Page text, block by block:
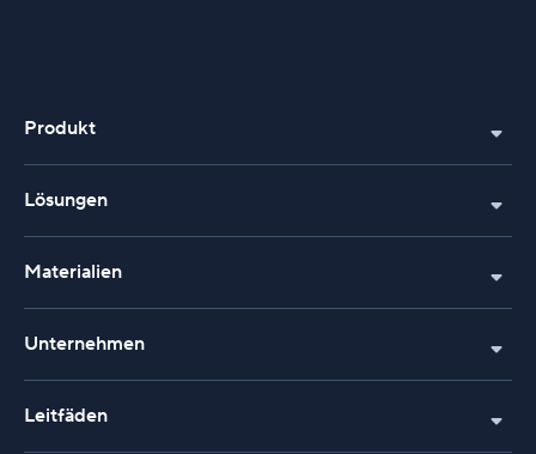
Produkt
Lösungen
Materialien
Unternehmen
Leitfäden